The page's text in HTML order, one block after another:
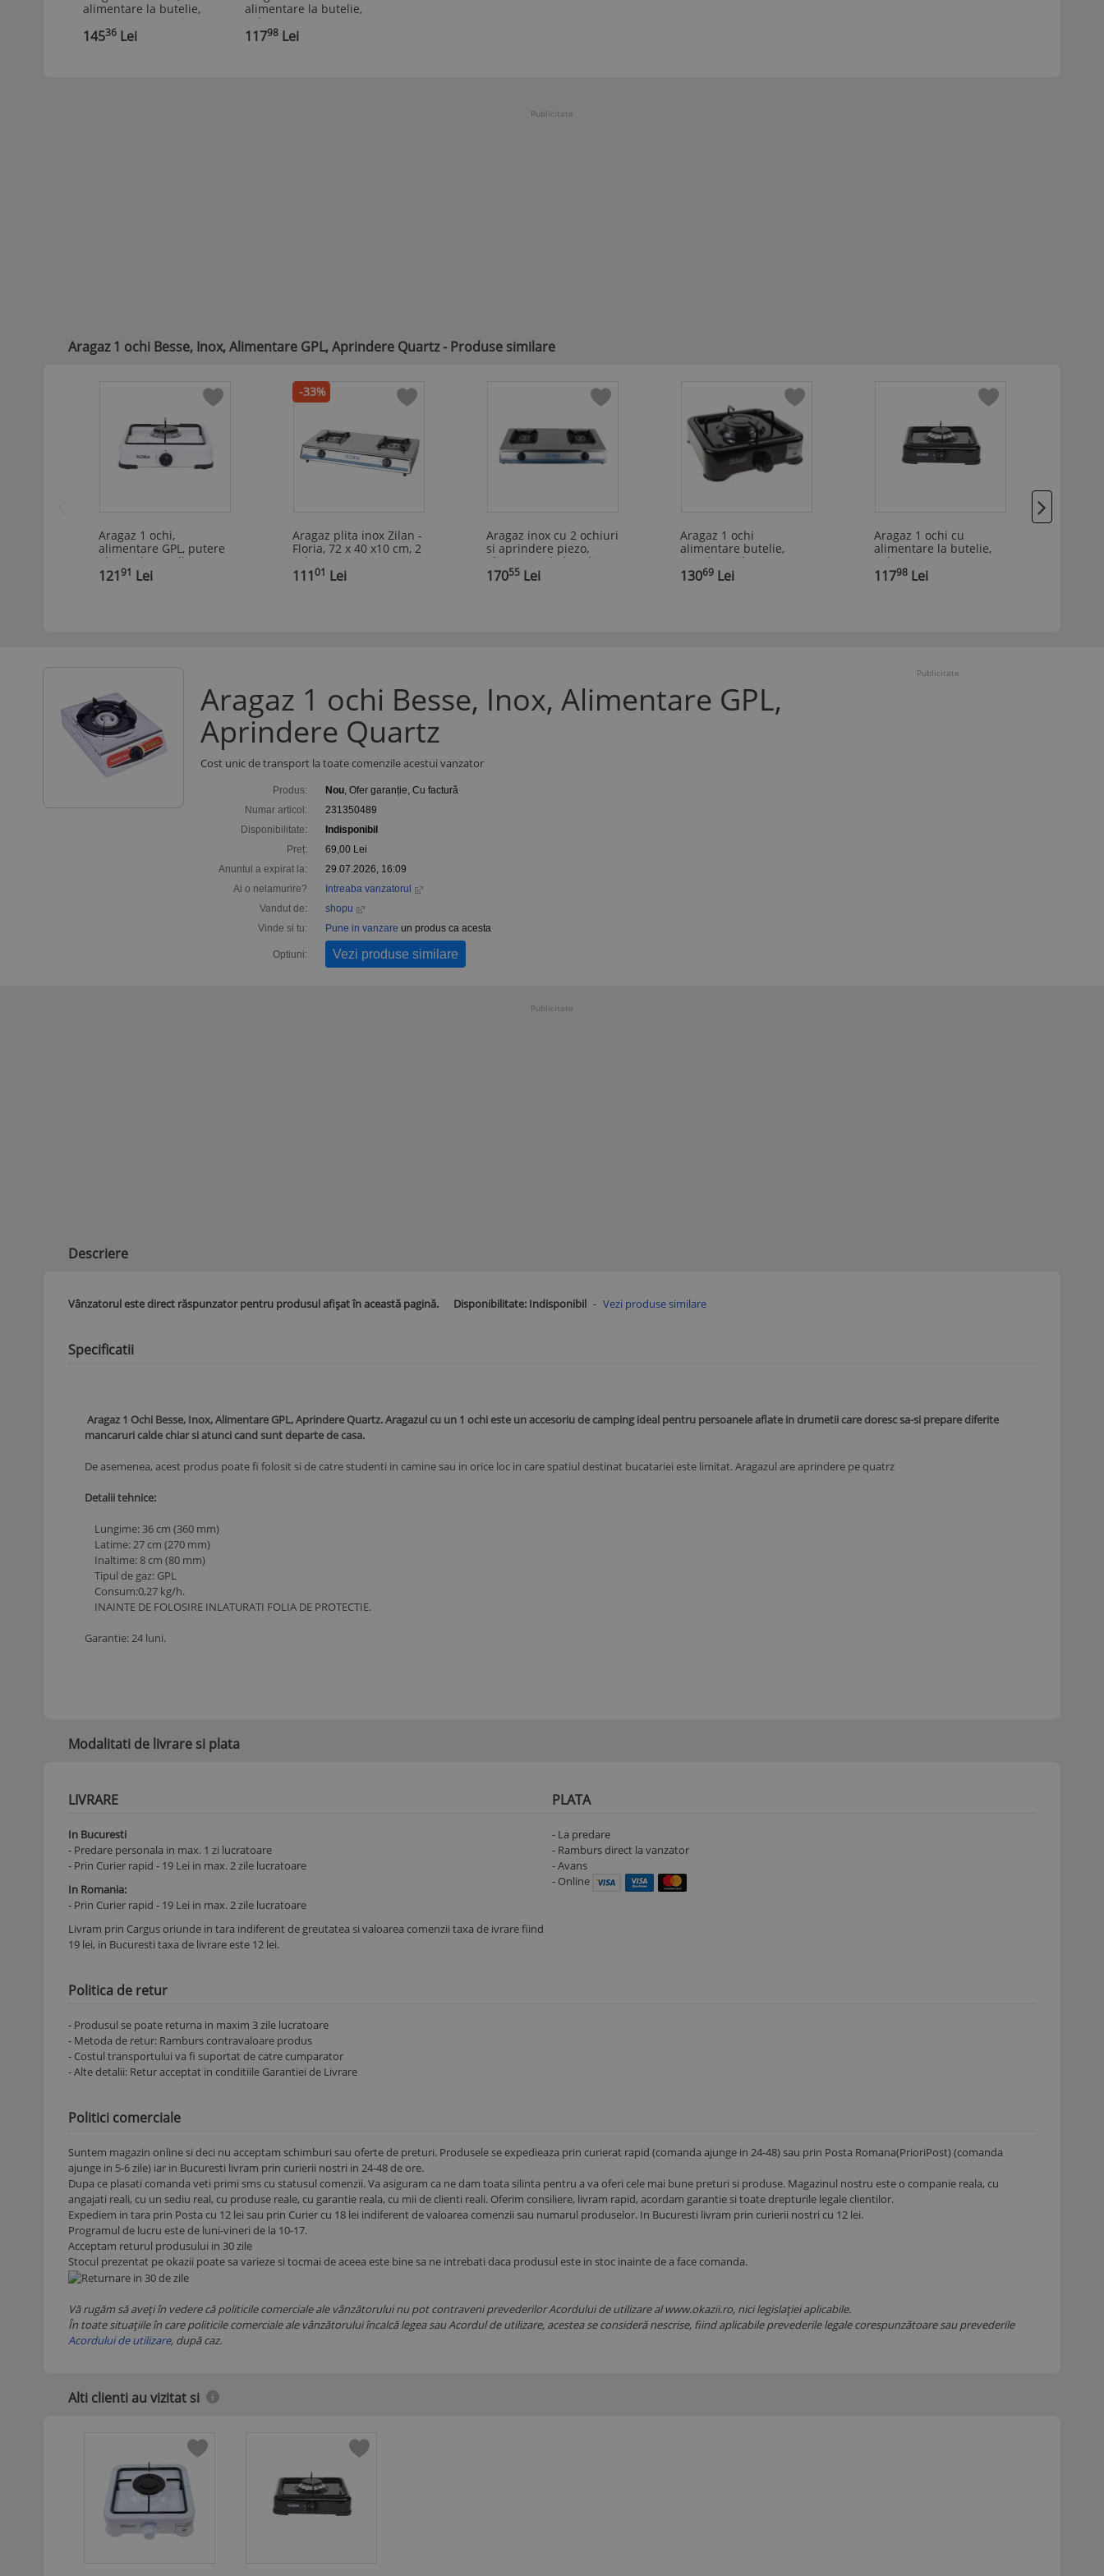
alimentare la butelie,
1600W, compact si
portabil
14536Lei
alimentare la butelie,
culoare negru, putere
2kw
11798Lei
Publicitate
Aragaz 1 ochi Besse, Inox, Alimentare GPL, Aprindere Quartz - Produse similare
Aragaz 1 ochi,
alimentare GPL, putere
2kW, culoare alb
12191 Lei
-33%
Aragaz plita inox Zilan -
Floria, 72 x 40 x10 cm, 2
och. ZLN8365,
alimentare GPL Butelie
11101 Lei
Aragaz inox cu 2 ochiuri
si aprindere piezo,
alimentare la butelie
17055 Lei
Aragaz 1 ochi
alimentare butelie,
metal emailat, negru,
1600W
13069 Lei
Aragaz 1 ochi cu
alimentare la butelie,
culoare negru, putere
2kw
11798 Lei
Aragaz 1 ochi Besse, Inox, Alimentare GPL,
Aprindere Quartz
Cost unic de transport la toate comenzile acestui vanzator
Produs: Nou, Ofer garanție, Cu factură
Numar articol:
231350489
Disponibilitate:
Indisponibil
Preț:
69,00 Lei
Anuntul a expirat la:
29.07.2026, 16:09
Ai o nelamurire?
Intreaba vanzatorul
Vandut de:
shopu
Vinde si tu:
Pune in vanzare un produs ca acesta
Optiuni: Vezi produse similare
Publicitate
Publicitate
Descriere
Vânzatorul este direct răspunzator pentru produsul afișat în această pagină. Disponibilitate: Indisponibil - Vezi produse similare
Specificatii
Aragaz 1 Ochi Besse, Inox, Alimentare GPL, Aprindere Quartz. Aragazul cu un 1 ochi este un accesoriu de camping ideal pentru persoanele aflate in drumetii care doresc sa-si prepare diferite
mancaruri calde chiar si atunci cand sunt departe de casa.
De asemenea, acest produs poate fi folosit si de catre studenti in camine sau in orice loc in care spatiul destinat bucatariei este limitat. Aragazul are aprindere pe quatrz
Detalii tehnice:
Lungime: 36 cm (360 mm)
Latime: 27 cm (270 mm)
Inaltime: 8 cm (80 mm)
Tipul de gaz: GPL
Consum:0,27 kg/h.
INAINTE DE FOLOSIRE INLATURATI FOLIA DE PROTECTIE.
Garantie: 24 luni.
Modalitati de livrare si plata
LIVRARE
In Bucuresti
- Predare personala in max. 1 zi lucratoare
- Prin Curier rapid - 19 Lei in max. 2 zile lucratoare
In Romania:
- Prin Curier rapid - 19 Lei in max. 2 zile lucratoare
Livram prin Cargus oriunde in tara indiferent de greutatea si valoarea comenzii taxa de ivrare fiind
19 lei, in Bucuresti taxa de livrare este 12 lei.
PLATA
- La predare
- Ramburs direct la vanzator
- Avans
- Online
Politica de retur
- Produsul se poate returna in maxim 3 zile lucratoare
- Metoda de retur: Ramburs contravaloare produs
- Costul transportului va fi suportat de catre cumparator
- Alte detalii: Retur acceptat in conditiile Garantiei de Livrare
Politici comerciale
Suntem magazin online si deci nu acceptam schimburi sau oferte de preturi. Produsele se expedieaza prin curierat rapid (comanda ajunge in 24-48) sau prin Posta Romana(PrioriPost) (comanda
ajunge in 5-6 zile) iar in Bucuresti livram prin curierii nostri in 24-48 de ore.
Dupa ce plasati comanda veti primi sms cu statusul comenzii. Va asiguram ca ne dam toata silinta pentru a va oferi cele mai bune preturi si produse. Magazinul nostru este o companie reala, cu
angajati reali, cu un sediu real, cu produse reale, cu garantie reala, cu mii de clienti reali. Oferim consiliere, livram rapid, acordam garantie si toate drepturile legale clientilor.
Expediem in tara prin Posta cu 12 lei sau prin Curier cu 18 lei indiferent de valoarea comenzii sau numarul produselor. In Bucuresti livram prin curierii nostri cu 12 lei.
Programul de lucru este de luni-vineri de la 10-17.
Acceptam returul produsului in 30 zile
Stocul prezentat pe okazii poate sa varieze si tocmai de aceea este bine sa ne intrebati daca produsul este in stoc inainte de a face comanda.
Vă rugăm să aveți în vedere că politicile comerciale ale vânzătorului nu pot contraveni prevederilor Acordului de utilizare al www.okazii.ro, nici legislației aplicabile.
În toate situațiile în care politicile comerciale ale vânzătorului încalcă legea sau Acordul de utilizare, acestea se consideră nescrise, fiind aplicabile prevederile legale corespunzătoare sau prevederile
Acordului de utilizare, după caz.
Alti clienti au vizitat si